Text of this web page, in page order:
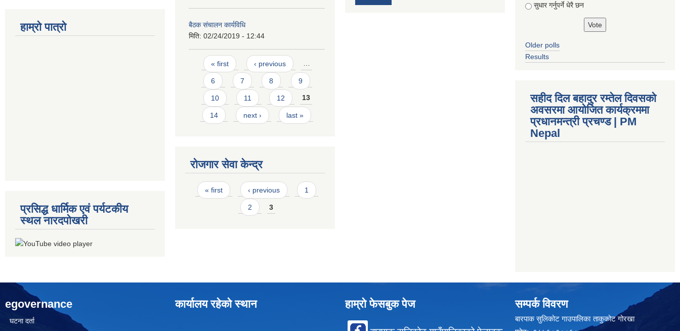
हाम्रो पात्रो
प्रसिद्ध धार्मिक एवं पर्यटकीय
स्थल नारदपोखरी
बैठक संचालन कार्यविधि
मिति: 02/24/2019 - 12:44
Pages
« first ‹ previous …
6 7 8 9
10 11 12 13
14 next › last »
रोजगार सेवा केन्द्र
Pages
« first ‹ previous 1
2 3
सुधार गर्नुपर्ने धेरै छन
Older polls
Results
सहीद दिल बहादुर रम्तेल दिवसको
अवसरमा आयोजित कार्यक्रममा
प्रधानमन्त्री प्रचण्ड | PM
Nepal
egovernance
घटना दर्ता
कार्यालय रहेको स्थान हाम्रो फेसबुक पेज सम्पर्क विवरण
बारपाक सुलिकोट गाउपालिका ताकुकोट गोरखा